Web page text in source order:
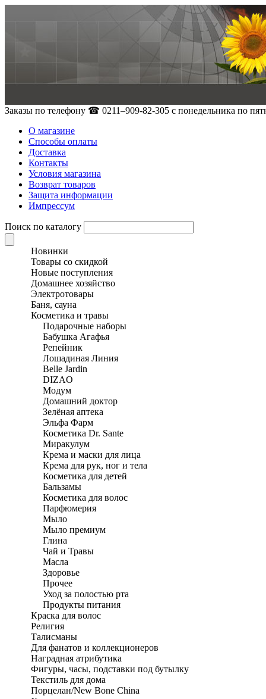
Заказы по телефону ☎ 0211–909-82-305 с понедельника по
О магазине
Способы оплаты
Доставка
Контакты
Условия магазина
Возврат товаров
Защита информации
Импрессум
Поиск по каталогу
Новинки
Товары со скидкой
Новые поступления
Домашнее хозяйство
Электротовары
Баня, сауна
Косметика и травы
Подарочные наборы
Бабушка Агафья
Репейник
Лошадиная Линия
Belle Jardin
DIZAO
Модум
Домашний доктор
Зелёная аптека
Эльфа Фарм
Косметика Dr. Sante
Миракулум
Крема и маски для лица
Крема для рук, ног и тела
Косметика для детей
Бальзамы
Косметика для волос
Парфюмерия
Мыло
Мыло премиум
Глина
Чай и Травы
Масла
Здоровье
Прочее
Уход за полостью рта
Продукты питания
Краска для волос
Религия
Талисманы
Для фанатов и коллекционеров
Наградная атрибутика
Фигуры, часы, подставки под бутылку
Текстиль для дома
Порцелан/New Bone China